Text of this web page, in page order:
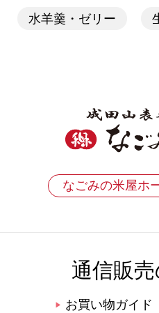
水羊羹・ゼリー
なごみの米屋ホ
通信販
▶ お買い物ガイド